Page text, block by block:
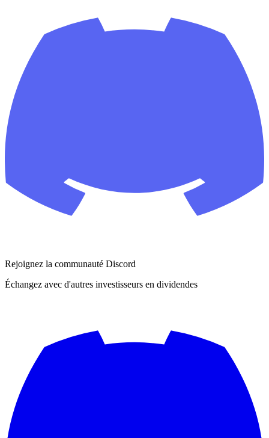
Rejoignez la communauté Discord
Échangez avec d'autres investisseurs en dividendes